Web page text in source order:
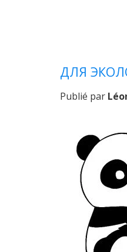
ДЛЯ
Publié par